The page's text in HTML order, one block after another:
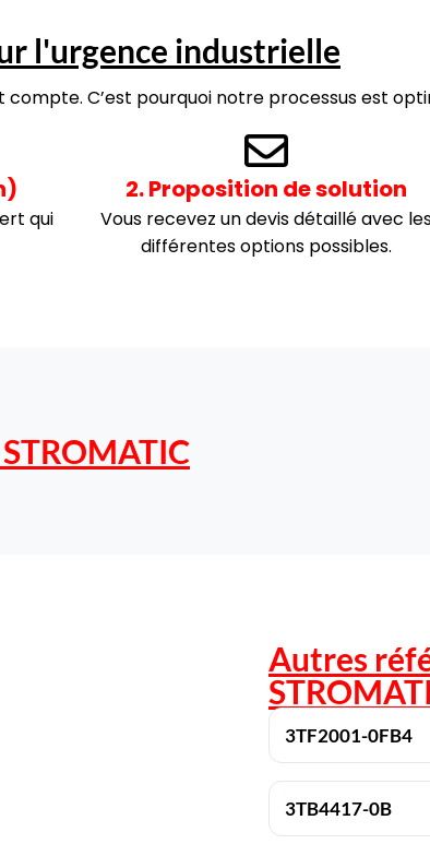
l'urgence industrielle
compte. C’est pourquoi notre processus est
qui
2. Proposition de solution
Vous recevez un devis détaillé avec
différentes options possibles.
STROMATIC
Autres
3TF2001-0FB4
3TB4417-0B